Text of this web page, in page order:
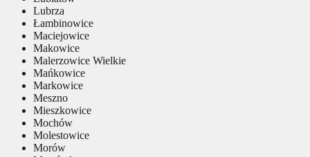
Lubrza
Łambinowice
Maciejowice
Makowice
Malerzowice Wielkie
Mańkowice
Markowice
Meszno
Mieszkowice
Mochów
Molestowice
Morów